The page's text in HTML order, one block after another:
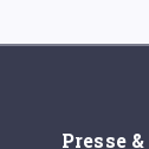
Presse